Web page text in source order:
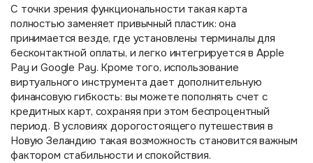
С точки зрения функциональности такая карта
полностью заменяет привычный пластик: она
принимается везде, где установлены терминалы для
бесконтактной оплаты, и легко интегрируется в Apple
Pay и Google Pay. Кроме того, использование
виртуального инструмента дает дополнительную
финансовую гибкость: вы можете пополнять счет с
кредитных карт, сохраняя при этом беспроцентный
период. В условиях дорогостоящего путешествия в
Новую Зеландию такая возможность становится важным
фактором стабильности и спокойствия.